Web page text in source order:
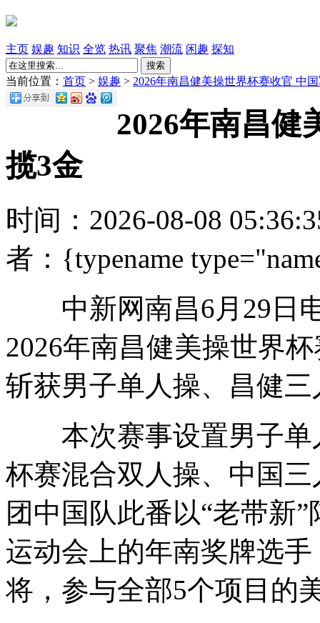
主页 娱趣 知识 全览 热讯 聚焦 潮流 闲趣 探知
搜索
当前位置： 首页 > 娱趣 > 2026年南昌健美操世界杯赛收官 中
2026年南昌健
揽3金
时间：2026-08-08
者：{typename
中新网南昌6月29日电
2026年南昌健美操世界
斩获男子单人操、昌健
本次赛事设置男子单
杯赛混合双人操、中国
团中国队此番以“老带新
运动会上的年南奖牌选
将，参与全部5个项目的